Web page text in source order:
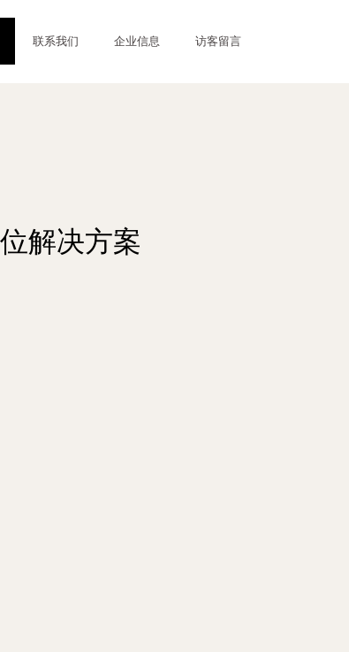
联系我们 企业信息 访客留言
解决方案